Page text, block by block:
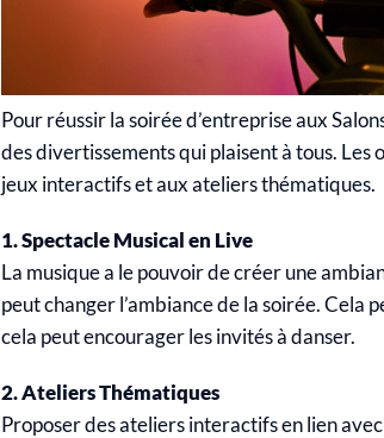
Pour réussir la soirée d’entreprise aux
des divertissements qui plaisent à tous.
jeux interactifs et aux ateliers thématiques.
1. Spectacle Musical en Live
La musique a le pouvoir de créer une
peut changer l’ambiance de la soirée. Cela
cela peut encourager les invités à danser.
2. Ateliers Thématiques
Proposer des ateliers interactifs en lien